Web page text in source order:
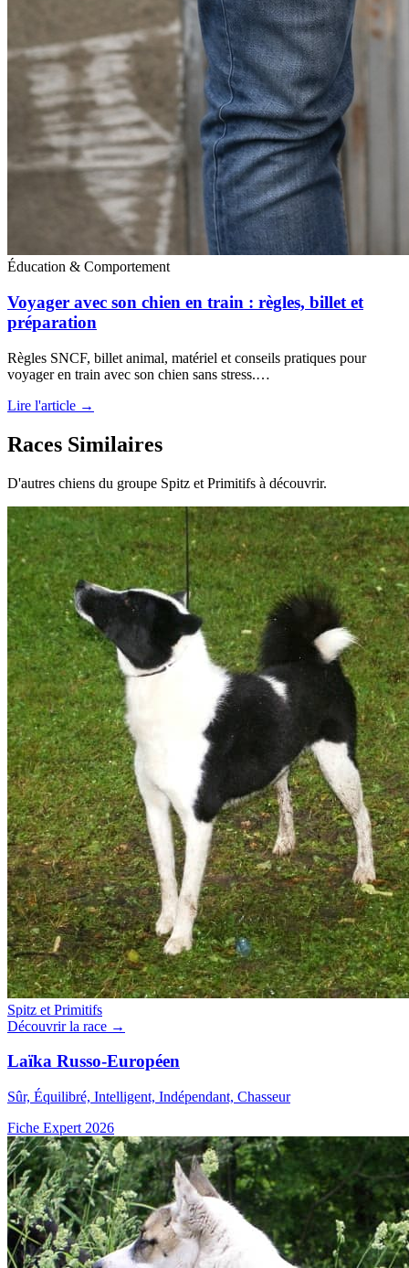
Éducation & Comportement
Voyager avec son chien en train : règles, billet et
préparation
Règles SNCF, billet animal, matériel et conseils pratiques pour
voyager en train avec son chien sans stress.…
Lire l'article →
Races Similaires
D'autres chiens du groupe Spitz et Primitifs à découvrir.
Spitz et Primitifs
Découvrir la race →
Laïka Russo-Européen
Sûr, Équilibré, Intelligent, Indépendant, Chasseur
Fiche Expert 2026